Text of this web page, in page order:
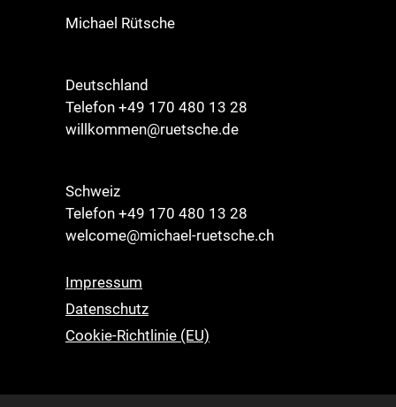
Michael Rütsche
Deutschland
Telefon +49 170 480 13 28
willkommen@ruetsche.de
Schweiz
Telefon +49 170 480 13 28
welcome@michael-ruetsche.ch
Impressum
Datenschutz
Cookie-Richtlinie (EU)